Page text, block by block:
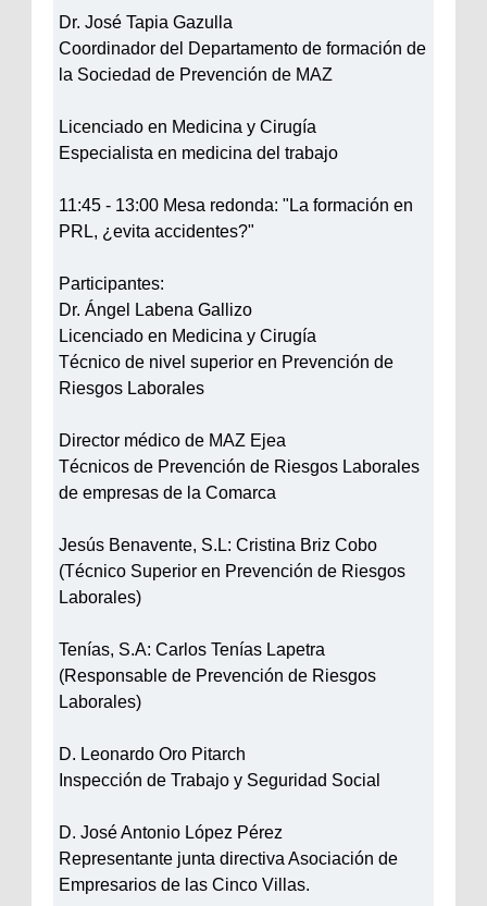
Dr. José Tapia Gazulla
Coordinador del Departamento de formación de
la Sociedad de Prevención de MAZ
Licenciado en Medicina y Cirugía
Especialista en medicina del trabajo
11:45 - 13:00 Mesa redonda: "La formación en
PRL, ¿evita accidentes?"
Participantes:
Dr. Ángel Labena Gallizo
Licenciado en Medicina y Cirugía
Técnico de nivel superior en Prevención de
Riesgos Laborales
Director médico de MAZ Ejea
Técnicos de Prevención de Riesgos Laborales
de empresas de la Comarca
Jesús Benavente, S.L: Cristina Briz Cobo
(Técnico Superior en Prevención de Riesgos
Laborales)
Tenías, S.A: Carlos Tenías Lapetra
(Responsable de Prevención de Riesgos
Laborales)
D. Leonardo Oro Pitarch
Inspección de Trabajo y Seguridad Social
D. José Antonio López Pérez
Representante junta directiva Asociación de
Empresarios de las Cinco Villas.